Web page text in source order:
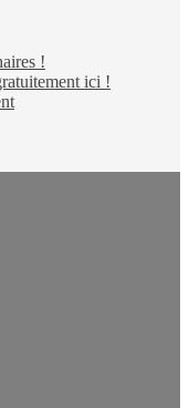
!
ici !